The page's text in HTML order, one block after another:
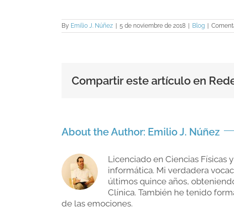
By Emilio J. Núñez 5 de noviembre de 2018 Blog
Compartir este artículo en
About the Author: Emilio J. Núñez
Licenciado en Ciencias Físicas
informática. Mi verdadera
últimos quince años,
Clínica. También he tenido
de las emociones.